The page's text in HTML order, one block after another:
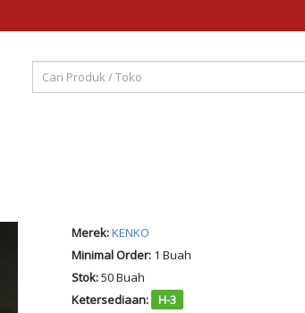
Merek:KENKO
Minimal Order:1 Buah
Stok:50 Buah
Ketersediaan:
H-3